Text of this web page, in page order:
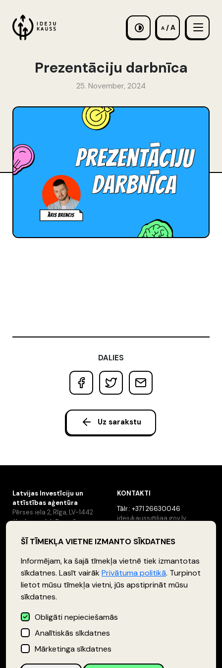
A/ A
Prezentāciju darbnīca
25. November, 2024
DALIES
Uz sarakstu
Latvijas Investīciju un
attīstības aģentūra
Pērses iela 2, Rīga, LV-1442
Konkurss tiek finansēts no
mazo un vidējo uzņēmumu
attīstībai”
KONTAKTI
Tālr.: +371 26630046
idejukauss@liaa.gov.lv
SEKO MUMS
politika
ŠĪ TĪMEKĻA VIETNE IZMANTO SĪKDATNES
Informējam, ka šajā tīmekļa vietnē tiek izmantotas
sīkdatnes. Lasīt vairākPrivātuma politikā. Turpinot
lietot mūsu tīmekļa vietni, jūs apstiprināt mūsu
sīkdatnes.
Obligāti nepieciešamās
Analītiskās sīkdatnes
Mārketinga sīkdatnes